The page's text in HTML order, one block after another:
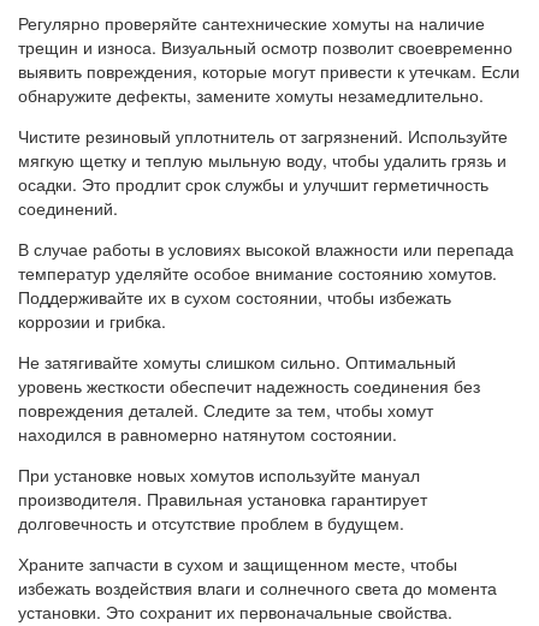
Регулярно проверяйте сантехнические хомуты на наличие
трещин и износа. Визуальный осмотр позволит своевременно
выявить повреждения, которые могут привести к утечкам. Если
обнаружите дефекты, замените хомуты незамедлительно.
Чистите резиновый уплотнитель от загрязнений. Используйте
мягкую щетку и теплую мыльную воду, чтобы удалить грязь и
осадки. Это продлит срок службы и улучшит герметичность
соединений.
В случае работы в условиях высокой влажности или перепада
температур уделяйте особое внимание состоянию хомутов.
Поддерживайте их в сухом состоянии, чтобы избежать
коррозии и грибка.
Не затягивайте хомуты слишком сильно. Оптимальный
уровень жесткости обеспечит надежность соединения без
повреждения деталей. Следите за тем, чтобы хомут
находился в равномерно натянутом состоянии.
При установке новых хомутов используйте мануал
производителя. Правильная установка гарантирует
долговечность и отсутствие проблем в будущем.
Храните запчасти в сухом и защищенном месте, чтобы
избежать воздействия влаги и солнечного света до момента
установки. Это сохранит их первоначальные свойства.